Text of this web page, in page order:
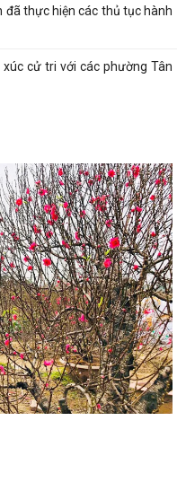
đã thực hiện các thủ tục hành
cử tri với các phường Tân